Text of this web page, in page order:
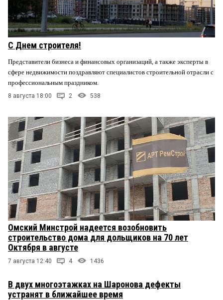
С Днем строителя!
Представители бизнеса и финансовых организаций, а также эксперты в
сфере недвижимости поздравляют специалистов строительной отрасли с
профессиональным праздником.
8 августа 18:00 2 538
Омский Минстрой надеется возобновить
строительство дома для дольщиков на 70 лет
Октября в августе
7 августа 12:40 4 1436
В двух многоэтажках на Шаронова дефекты
устранят в ближайшее время